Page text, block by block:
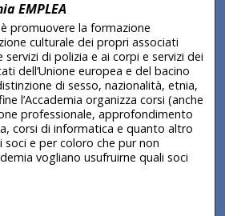
EMPLEA
promuovere la formazione
culturale dei propri associati
di polizia e ai corpi e servizi dei
dell’Unione europea e del bacino
di sesso, nazionalità, etnia,
l’Accademia organizza corsi (anche
professionale, approfondimento
corsi di informatica e quanto altro
e per coloro che pur non
vogliano usufruirne quali soci